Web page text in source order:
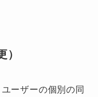
）
ーザーの個別の同